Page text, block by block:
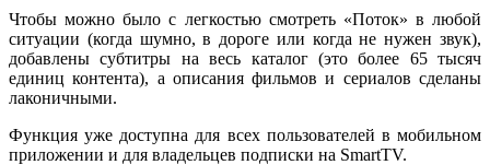
Чтобы можно было с легкостью смотреть «Поток» в любой
ситуации (когда шумно, в дороге или когда не нужен звук),
добавлены субтитры на весь каталог (это более 65 тысяч
единиц контента), а описания фильмов и сериалов сделаны
лаконичными.
Функция уже доступна для всех пользователей в мобильном
приложении и для владельцев подписки на SmartTV.